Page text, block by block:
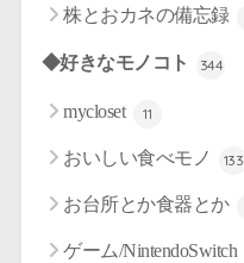
株とおカネの備忘録
◆好きなモノコト 344
mycloset 11
おいしい食べモノ 133
お台所とか食器とか
ゲーム/NintendoSwitch